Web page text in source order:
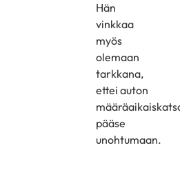
Hän
vinkkaa
myös
olemaan
tarkkana,
ettei auton
pääse
unohtumaan.